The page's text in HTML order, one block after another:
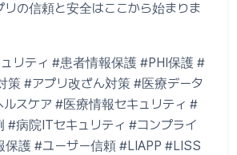
リの信頼と安全はここから始まりま
リティ #患者情報保護 #PHI保護 #
策 #アプリ改ざん対策 #医療データ
スケア #医療情報セキュリティ #
#病院ITセキュリティ #コンプライ
保護 #ユーザー信頼 #LIAPP #LISS